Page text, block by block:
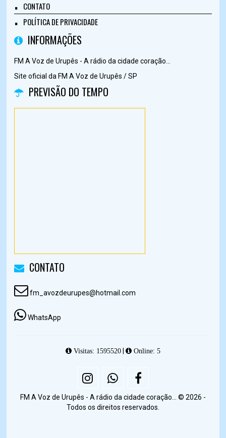
CONTATO
POLÍTICA DE PRIVACIDADE
INFORMAÇÕES
FM A Voz de Urupês - A rádio da cidade coração...
Site oficial da FM A Voz de Urupês / SP
PREVISÃO DO TEMPO
CONTATO
fm_avozdeurupes@hotmail.com
WhatsApp
Visitas: 1595520| Online: 5
FM A Voz de Urupês - A rádio da cidade coração... © 2026 -
Todos os direitos reservados.